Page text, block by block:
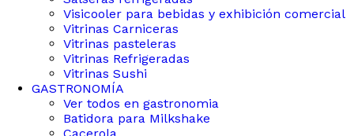
Visicooler para bebidas y exhibición comercial
Vitrinas Carniceras
Vitrinas pasteleras
Vitrinas Refrigeradas
Vitrinas Sushi
GASTRONOMÍA
Ver todos en gastronomia
Batidora para Milkshake